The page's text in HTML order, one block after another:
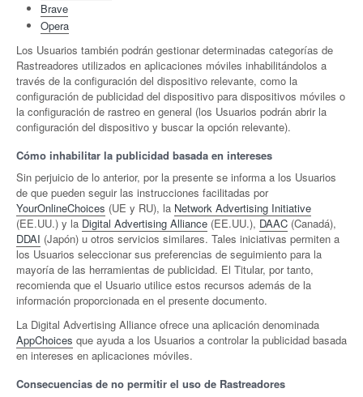
Brave
Opera
Los Usuarios también podrán gestionar determinadas categorías de
Rastreadores utilizados en aplicaciones móviles inhabilitándolos a
través de la configuración del dispositivo relevante, como la
configuración de publicidad del dispositivo para dispositivos móviles o
la configuración de rastreo en general (los Usuarios podrán abrir la
configuración del dispositivo y buscar la opción relevante).
Cómo inhabilitar la publicidad basada en intereses
Sin perjuicio de lo anterior, por la presente se informa a los Usuarios
de que pueden seguir las instrucciones facilitadas por
YourOnlineChoices (UE y RU), la Network Advertising Initiative
(EE.UU.) y la Digital Advertising Alliance (EE.UU.), DAAC (Canadá),
DDAI (Japón) u otros servicios similares. Tales iniciativas permiten a
los Usuarios seleccionar sus preferencias de seguimiento para la
mayoría de las herramientas de publicidad. El Titular, por tanto,
recomienda que el Usuario utilice estos recursos además de la
información proporcionada en el presente documento.
La Digital Advertising Alliance ofrece una aplicación denominada
AppChoices que ayuda a los Usuarios a controlar la publicidad basada
en intereses en aplicaciones móviles.
Consecuencias de no permitir el uso de Rastreadores